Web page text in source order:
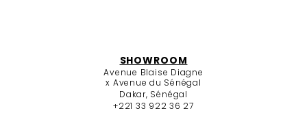
SHOWROOM
Avenue Blaise Diagne
x Avenue du Sénégal
Dakar, Sénégal
+221 33 922 36 27